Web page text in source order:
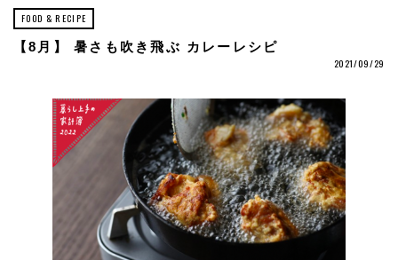
FOOD & RECIPE
【8月】 暑さも吹き飛ぶ カレーレシピ
2021/09/29